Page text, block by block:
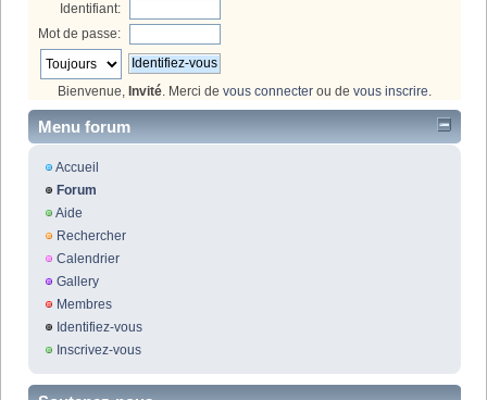
Identifiant:
Mot de passe:
Bienvenue, Invité. Merci de vous connecter ou de vous inscrire.
Menu forum
Accueil
Forum
Aide
Rechercher
Calendrier
Gallery
Membres
Identifiez-vous
Inscrivez-vous